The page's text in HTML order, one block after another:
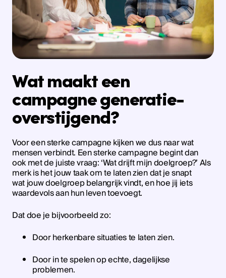
Wat maakt een
campagne generatie-
overstijgend?
Voor een sterke campagne kijken we dus naar wat
mensen verbindt. Een sterke campagne begint dan
ook met de juiste vraag: ‘Wat drijft mijn doelgroep?’ Als
merk is het jouw taak om te laten zien dat je snapt
wat jouw doelgroep belangrijk vindt, en hoe jij iets
waardevols aan hun leven toevoegt.
Dat doe je bijvoorbeeld zo:
Door herkenbare situaties te laten zien.
Door in te spelen op echte, dagelijkse
problemen.